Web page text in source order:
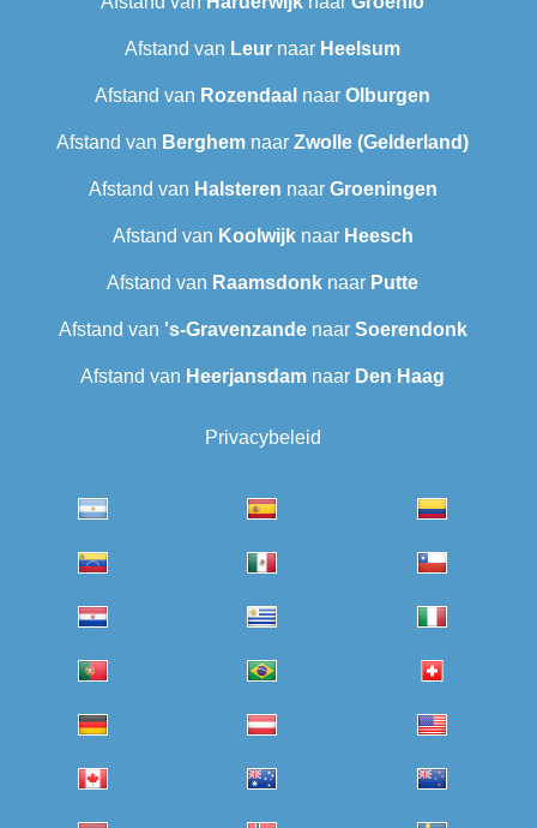
Afstand van Leur naar Heelsum
Afstand van Rozendaal naar Olburgen
Afstand van Berghem naar Zwolle (Gelderland)
Afstand van Halsteren naar Groeningen
Afstand van Koolwijknaar Heesch
Afstand van Raamsdonk naar Putte
Afstand van 's-Gravenzandenaar Soerendonk
Afstand van Heerjansdam naar Den Haag
Privacybeleid